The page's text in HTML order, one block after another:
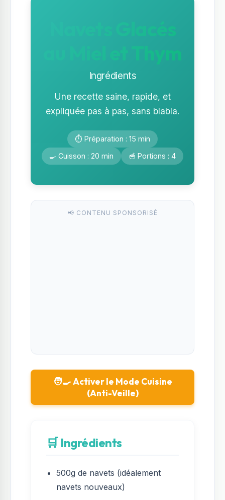
au Miel et Thym
Ingrédients
Une recette saine, rapide, et
expliquée pas à pas, sans blabla.
⏱️ Préparation : 15 min
🍳 Cuisson : 20 min
🥣 Portions : 4
📢 CONTENU SPONSORISÉ
🧑‍🍳 Activer le Mode Cuisine
(Anti-Veille)
🛒 Ingrédients
500g de navets (idéalement
navets nouveaux)